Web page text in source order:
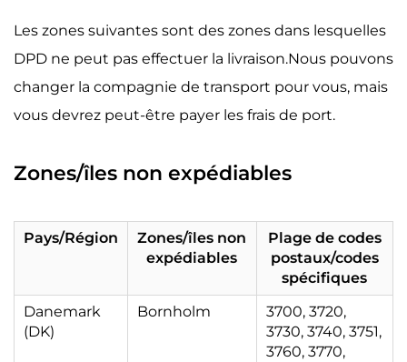
Les zones suivantes sont des zones dans lesquelles
DPD ne peut pas effectuer la livraison.Nous pouvons
changer la compagnie de transport pour vous, mais
vous devrez peut-être payer les frais de port.
Zones/îles non expédiables
Pays/Région
Zones/îles non
expédiables
Plage de codes
postaux/codes
spécifiques
Danemark
(DK)
Bornholm
3700, 3720,
3730, 3740, 3751,
3760, 3770,